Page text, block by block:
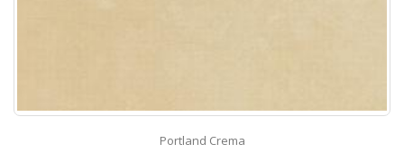
Portland Crema